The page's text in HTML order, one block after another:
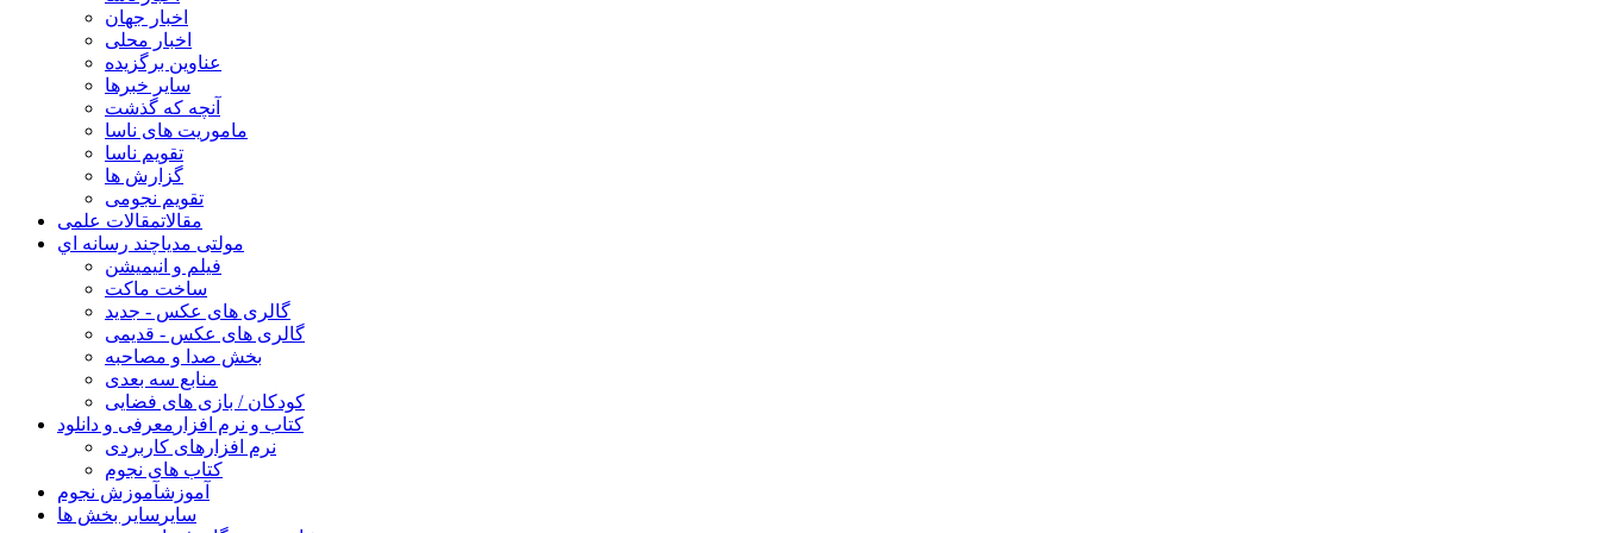
اخبار جهان
اخبار محلی
عناوین برگزیده
سایر خبرها
آنچه که گذشت
ماموریت های ناسا
تقویم ناسا
گزارش ها
تقویم نجومی
مقالاتمقالات علمی
مولتی مدیاچند رسانه اي
فیلم و انیمیشن
ساخت ماکت
گالری های عکس - جدید
گالری های عکس - قدیمی
بخش صدا و مصاحبه
منابع سه بعدی
کودکان / بازی های فضایی
کتاب و نرم افزار معرفی و دانلود
نرم افزارهای کاربردی
کتاب های نجوم
آموزشآموزش نجوم
سایر سایر بخش ها